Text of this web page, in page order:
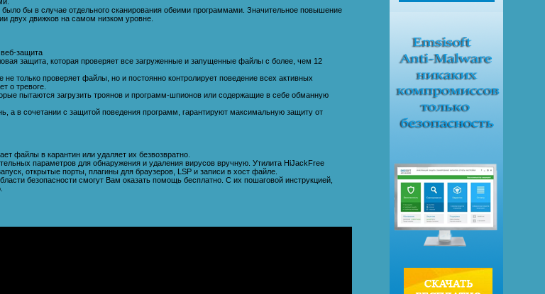
бы в случае отдельного сканирования обеими программами. Значительное повышение
двух движков на самом низком уровне.
защита
защита, которая проверяет все загруженные и запущенные файлы с более, чем 12
только проверяет файлы, но и постоянно контролирует поведение всех активных
о тревоге.
пытаются загрузить троянов и программ-шпионов или содержащие в себе обманную
а в сочетании с защитой поведения программ, гарантируют максимальную защиту от
файлы в карантин или удаляет их безвозвратно.
параметров для обнаружения и удаления вирусов вручную. Утилита HiJackFree
открытые порты, плагины для браузеров, LSP и записи в хост файле.
безопасности смогут Вам оказать помощь бесплатно. С их пошаговой инструкцией,